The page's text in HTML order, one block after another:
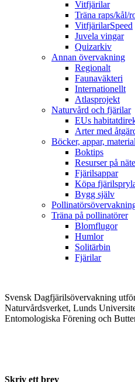
Vitfjärilar
Träna raps/kål/
VitfjärilarSpeed
Juvela vingar
Quizarkiv
Annan övervakning
Regionalt
Faunaväkteri
Internationellt
Atlasprojekt
Naturvård och fjärilar
EUs
Arter med
Böcker, appar,
Boktips
Resurser på
Fjärilsappar
Köpa
Bygg själv
Träna på pollinatörer
Blomflugor
Humlor
Solitärbin
Fjärilar
Svensk Dagfjärilsövervakning
Naturvårdsverket, Lunds
Entomologiska Förening och
Skriv ett brev